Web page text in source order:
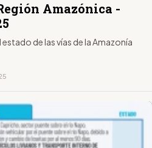
Amazónica -
de las vías de la Amazonía